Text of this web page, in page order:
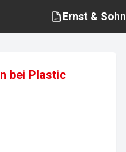
Ernst & Sohn
bei Plastic